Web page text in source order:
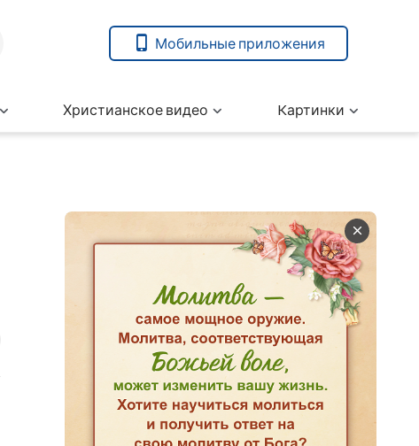
Мобильные приложения
Христианское видео Kартинки